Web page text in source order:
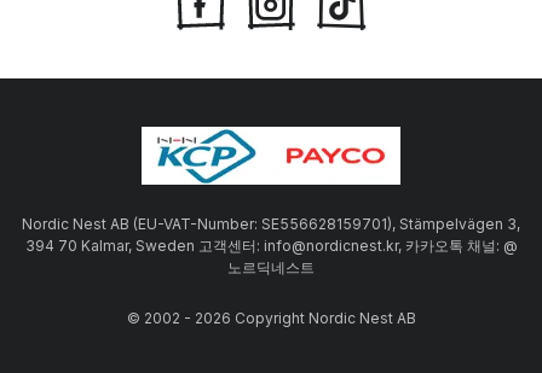
Nordic Nest AB (EU-VAT-Number: SE556628159701), Stämpelvägen 3,
394 70 Kalmar, Sweden 고객센터: info@nordicnest.kr, 카카오톡 채널: @
노르딕네스트
© 2002 - 2026 Copyright Nordic Nest AB